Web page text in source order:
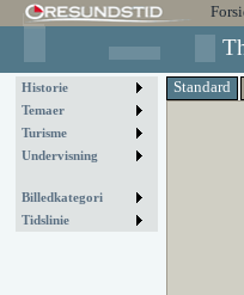
Historie
Temaer
Turisme
Undervisning
Billedkategori
Tidslinie
Standard